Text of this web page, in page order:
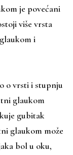
je povećani
više vrsta
i
o vrsti i stupnju
glaukom
gubitak
glaukom može
bol u oku,